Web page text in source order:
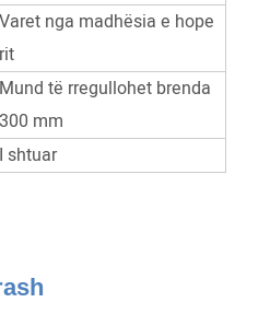
Varet nga madhësia e hope
rit
Mund të rregullohet brenda
300 mm
I shtuar